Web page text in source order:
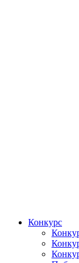
Конкурс